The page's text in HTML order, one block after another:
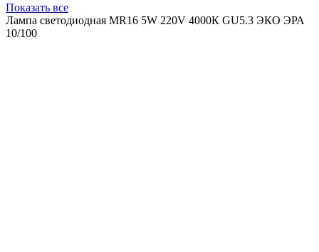
Показать все
Лампа светодиодная MR16 5W 220V 4000К GU5.3 ЭКО ЭРА
10/100